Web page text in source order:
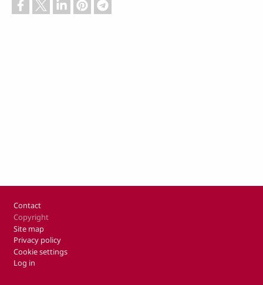
Footer
Contact
Copyright
Site map
Privacy policy
Cookie settings
Log in